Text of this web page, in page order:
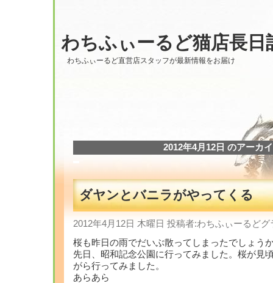
わちふぃーるど猫店長日
わちふぃーるど直営店スタッフが最新情報をお届け
2012年4月12日 のアーカ
ダヤンとバニラがやってくる
2012年4月12日 木曜日 投稿者:わちふぃーるど
桜も昨日の雨でだいぶ散ってしまったでしょう
先日、昭和記念公園に行ってみました。桜が見
がら行ってみました。
あらあら